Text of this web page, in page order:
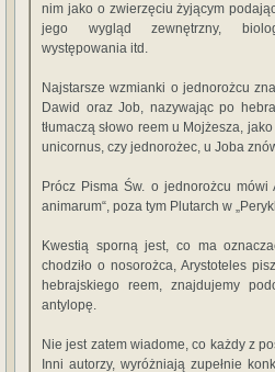
nim jako o zwierzęciu żyjącym
jego wygląd zewnętrzny,
występowania itd.
Najstarsze wzmianki o jednorożcu
Dawid oraz Job, nazywając po
tłumaczą słowo reem u Mojżesza,
unicornus, czy jednoro­żec, u Joba
Prócz Pisma Św. o jednorożcu mówi
animarum“, poza tym Plutarch w
Kwestią sporną jest, co ma
chodziło o no­sorożca, Arystoteles
hebrajskiego reem, znajdu­jemy
antylopę.
Nie jest zatem wiadome, co każdy z
Inni autorzy, wyróżniają zupełnie